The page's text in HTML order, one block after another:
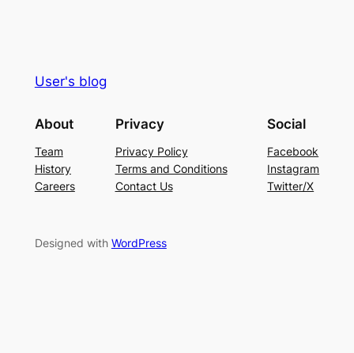
User's blog
About
Team
History
Careers
Privacy
Privacy Policy
Terms and Conditions
Contact Us
Social
Facebook
Instagram
Twitter/X
Designed with WordPress